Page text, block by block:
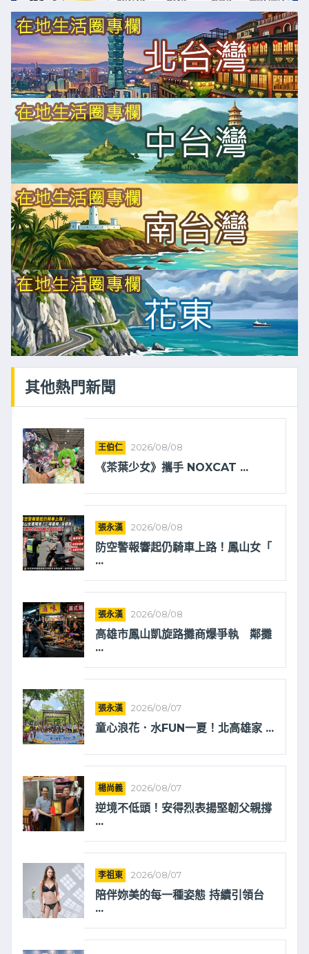
其他熱門新聞
王伯仁 2026/08/08
《茶葉少女》攜手 NOXCAT ...
張永漢 2026/08/08
防空警報響起仍騎車上路！鳳山女「
...
張永漢 2026/08/08
高雄市鳳山凱旋路攤商爆爭執 鄰攤
...
張永漢 2026/08/07
童心浪花．水FUN一夏！北高雄家 ...
楊尚義 2026/08/07
逆境不低頭！安得烈表揚堅韌父親撐
...
李祖東 2026/08/07
陪伴妳美的每一種姿態 持續引領台
...